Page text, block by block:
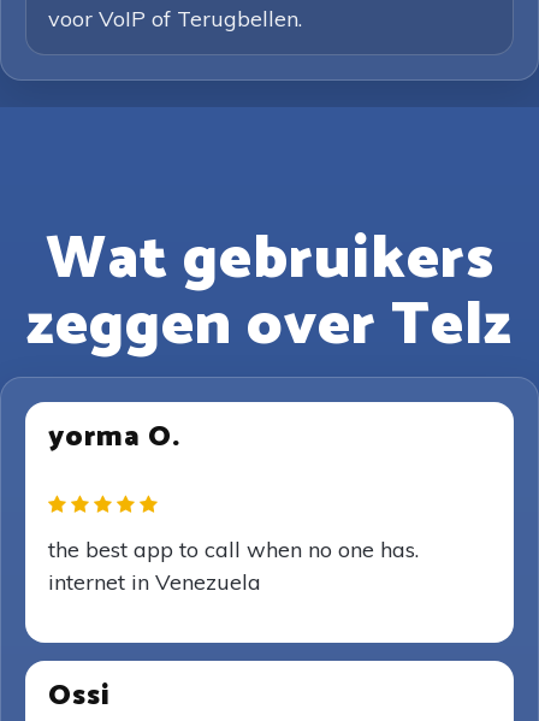
voor VoIP of Terugbellen.
Wat gebruikers
zeggen over Telz
yorma O.
the best app to call when no one has.
internet in Venezuela
Ossi